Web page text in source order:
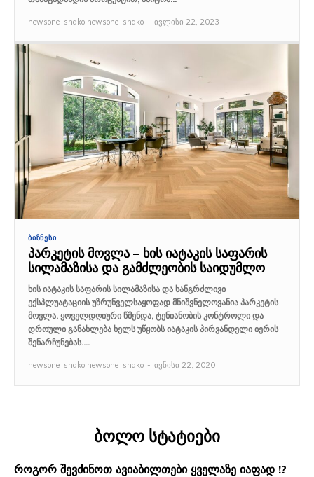
newsone_shako newsone_shako - ივლისი 22, 2023
ᲑᲘᲖᲜᲔᲡᲘ
პარკეტის მოვლა – ხის იატაკის საფარის
სილამაზისა და გამძლეობის საიდუმლო
ხის იატაკის საფარის სილამაზისა და ხანგრძლივი
ექსპლუატაციის უზრუნველსაყოფად მნიშვნელოვანია პარკეტის
მოვლა. ყოველდღიური წმენდა, ტენიანობის კონტროლი და
დროული განახლება ხელს უწყობს იატაკის პირვანდელი იერის
შენარჩუნებას....
newsone_shako newsone_shako - ივნისი 22, 2020
ბოლო სტატიები
როგორ შევძინოთ ავიაბილთები ყველაზე იაფად !?